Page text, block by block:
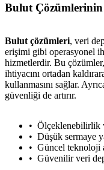
Bulut
Bulut çözümleri, veri
erişimi gibi operasyonel
hizmetlerdir. Bu çözümler,
ihtiyacını ortadan
kullanmasını sağlar.
güvenliği de artırır.
Ölçeklenebilirlik
Düşük sermaye
Güncel teknoloji
Güvenilir veri